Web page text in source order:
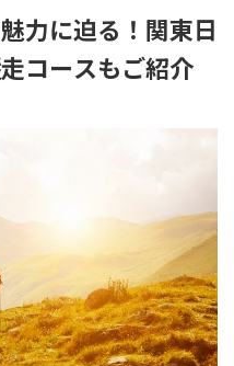
力に迫る！関東日
コースもご紹介